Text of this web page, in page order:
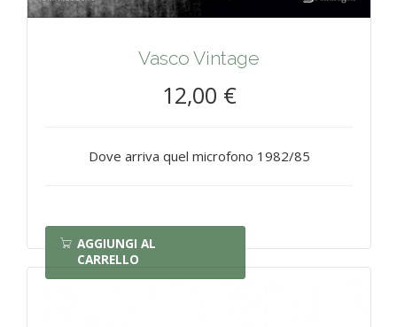
Vasco Vintage
12,00 €
Dove arriva quel microfono 1982/85
AGGIUNGI AL
CARRELLO